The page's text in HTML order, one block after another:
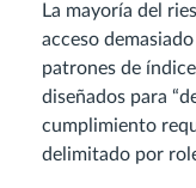
La mayoría del
acceso
patrones de
diseñados para
cumplimiento
delimitado por